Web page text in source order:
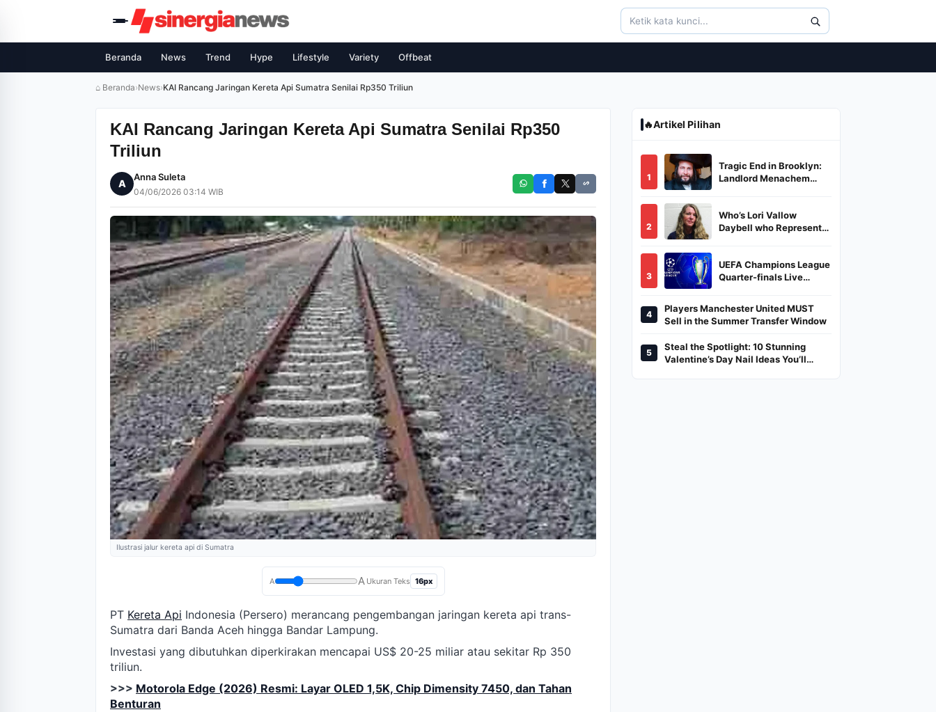
Beranda News Trend Hype Lifestyle Variety Offbeat
⌂ Beranda›News›KAI Rancang Jaringan Kereta Api Sumatra Senilai Rp350 Triliun
KAI Rancang Jaringan Kereta Api Sumatra Senilai Rp350
Triliun
A
Anna Suleta
04/06/2026 03:14 WIB
Ilustrasi jalur kereta api di Sumatra
A A Ukuran Teks 16px
PT Kereta Api Indonesia (Persero) merancang pengembangan jaringan kereta api trans-
Sumatra dari Banda Aceh hingga Bandar Lampung.
Investasi yang dibutuhkan diperkirakan mencapai US$ 20-25 miliar atau sekitar Rp 350
triliun.
>>> Motorola Edge (2026) Resmi: Layar OLED 1,5K, Chip Dimensity 7450, dan Tahan
Benturan
🔥Artikel Pilihan
1
Tragic End in Brooklyn:
Landlord Menachem
Burned in a Dumpster
2
Who’s Lori Vallow
Daybell who Represents
3
UEFA Champions League
Quarter-finals Live
And Where To Watch
4
Players Manchester United MUST
Sell in the Summer Transfer Window
5
Steal the Spotlight: 10 Stunning
Valentine’s Day Nail Ideas You’ll